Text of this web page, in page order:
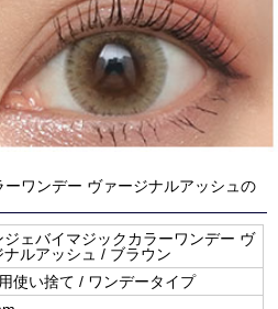
ワンデー ヴァージナルアッシュの
ジェバイマジックカラーワンデー ヴ
ナルアッシュ / ブラウン
使い捨て / ワンデータイプ